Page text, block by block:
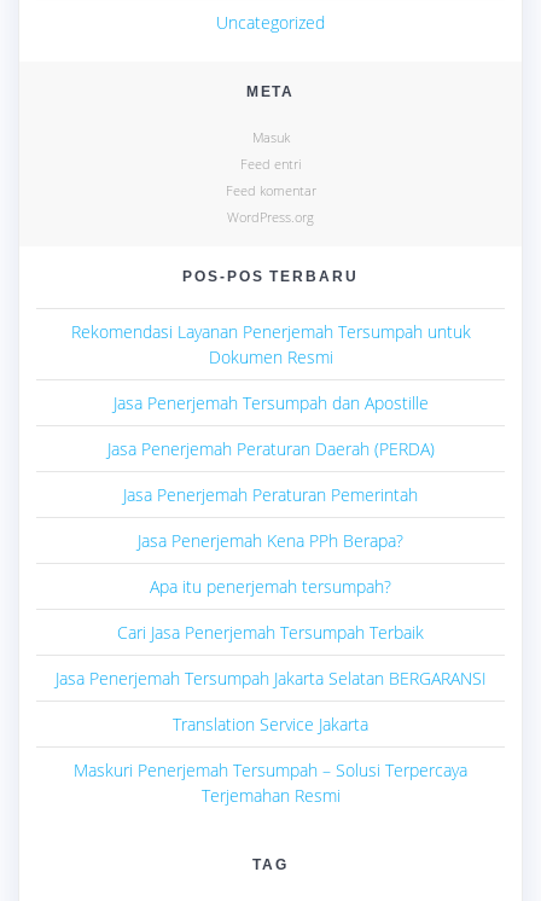
Uncategorized
META
Masuk
Feed entri
Feed komentar
WordPress.org
POS-POS TERBARU
Rekomendasi Layanan Penerjemah Tersumpah untuk
Dokumen Resmi
Jasa Penerjemah Tersumpah dan Apostille
Jasa Penerjemah Peraturan Daerah (PERDA)
Jasa Penerjemah Peraturan Pemerintah
Jasa Penerjemah Kena PPh Berapa?
Apa itu penerjemah tersumpah?
Cari Jasa Penerjemah Tersumpah Terbaik
Jasa Penerjemah Tersumpah Jakarta Selatan BERGARANSI
Translation Service Jakarta
Maskuri Penerjemah Tersumpah – Solusi Terpercaya
Terjemahan Resmi
TAG